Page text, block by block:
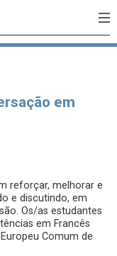
em
reforçar, melhorar e
e discutindo, em
Os/as estudantes
em Francês
Comum de